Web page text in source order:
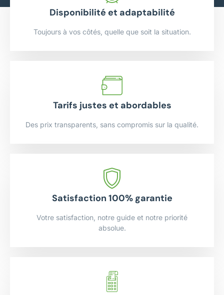
Disponibilité et adaptabilité
Toujours à vos côtés, quelle que soit la situation.
Tarifs justes et abordables
Des prix transparents, sans compromis sur la qualité.
Satisfaction 100% garantie
Votre satisfaction, notre guide et notre priorité
absolue.